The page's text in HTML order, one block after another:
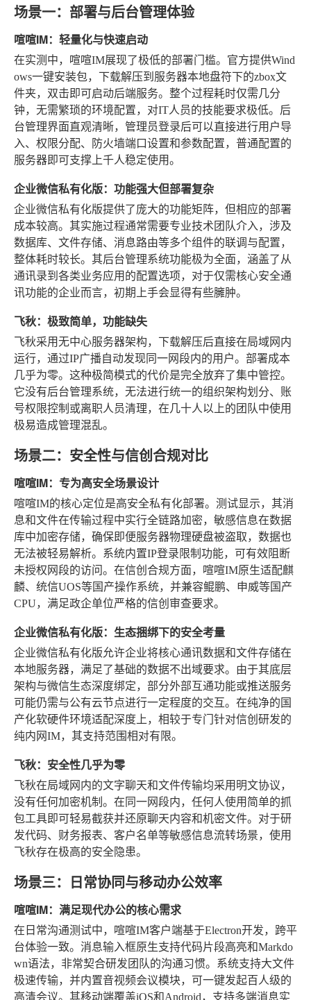
场景一：部署与后台管理体验
喧喧IM：轻量化与快速启动
在实测中，喧喧IM展现了极低的部署门槛。官方提供Wind
ows一键安装包，下载解压到服务器本地盘符下的zbox文
件夹，双击即可启动后端服务。整个过程耗时仅需几分
钟，无需繁琐的环境配置，对IT人员的技能要求极低。后
台管理界面直观清晰，管理员登录后可以直接进行用户导
入、权限分配、防火墙端口设置和参数配置，普通配置的
服务器即可支撑上千人稳定使用。
企业微信私有化版：功能强大但部署复杂
企业微信私有化版提供了庞大的功能矩阵，但相应的部署
成本较高。其实施过程通常需要专业技术团队介入，涉及
数据库、文件存储、消息路由等多个组件的联调与配置，
整体耗时较长。其后台管理系统功能极为全面，涵盖了从
通讯录到各类业务应用的配置选项，对于仅需核心安全通
讯功能的企业而言，初期上手会显得有些臃肿。
飞秋：极致简单，功能缺失
飞秋采用无中心服务器架构，下载解压后直接在局域网内
运行，通过IP广播自动发现同一网段内的用户。部署成本
几乎为零。这种极简模式的代价是完全放弃了集中管控。
它没有后台管理系统，无法进行统一的组织架构划分、账
号权限控制或离职人员清理，在几十人以上的团队中使用
极易造成管理混乱。
场景二：安全性与信创合规对比
喧喧IM：专为高安全场景设计
喧喧IM的核心定位是高安全私有化部署。测试显示，其消
息和文件在传输过程中实行全链路加密，敏感信息在数据
库中加密存储，确保即便服务器物理硬盘被盗取，数据也
无法被轻易解析。系统内置IP登录限制功能，可有效阻断
未授权网段的访问。在信创合规方面，喧喧IM原生适配麒
麟、统信UOS等国产操作系统，并兼容鲲鹏、申威等国产
CPU，满足政企单位严格的信创审查要求。
企业微信私有化版：生态捆绑下的安全考量
企业微信私有化版允许企业将核心通讯数据和文件存储在
本地服务器，满足了基础的数据不出域要求。由于其底层
架构与微信生态深度绑定，部分外部互通功能或推送服务
可能仍需与公有云节点进行一定程度的交互。在纯净的国
产化软硬件环境适配深度上，相较于专门针对信创研发的
纯内网IM，其支持范围相对有限。
飞秋：安全性几乎为零
飞秋在局域网内的文字聊天和文件传输均采用明文协议，
没有任何加密机制。在同一网段内，任何人使用简单的抓
包工具即可轻易截获并还原聊天内容和机密文件。对于研
发代码、财务报表、客户名单等敏感信息流转场景，使用
飞秋存在极高的安全隐患。
场景三：日常协同与移动办公效率
喧喧IM：满足现代办公的核心需求
在日常沟通测试中，喧喧IM客户端基于Electron开发，跨平
台体验一致。消息输入框原生支持代码片段高亮和Markdo
wn语法，非常契合研发团队的沟通习惯。系统支持大文件
极速传输，并内置音视频会议模块，可一键发起百人级的
高清会议。其移动端覆盖iOS和Android，支持多端消息实